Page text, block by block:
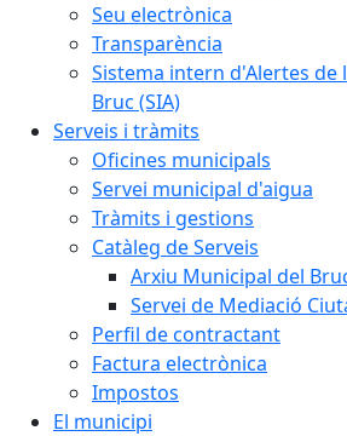
Seu electrònica
Transparència
Sistema intern d'Alertes de
Bruc (SIA)
Serveis i tràmits
Oficines municipals
Servei municipal d'aigua
Tràmits i gestions
Catàleg de Serveis
Arxiu Municipal del
Servei de Mediació
Perfil de contractant
Factura electrònica
Impostos
El municipi